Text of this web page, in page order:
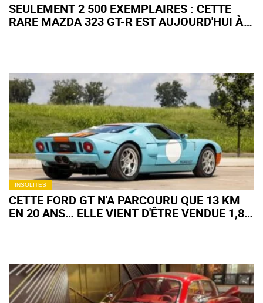
SEULEMENT 2 500 EXEMPLAIRES : CETTE
RARE MAZDA 323 GT-R EST AUJOURD'HUI À
INSOLITES
CETTE FORD GT N'A PARCOURU QUE 13 KM
EN 20 ANS… ELLE VIENT D'ÊTRE VENDUE 1,8